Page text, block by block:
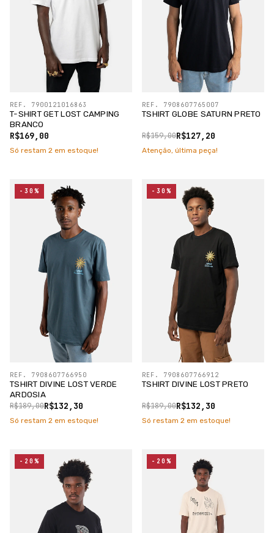
T-SHIRT GET LOST CAMPING
BRANCO
R$169,00
REF. 7900121016863
Só restam 2 em estoque!
TSHIRT GLOBE SATURN PRETO
R$127,20
R$159,00
REF. 7908607765007
Atenção, última peça!
TSHIRT DIVINE LOST VERDE
ARDOSIA
R$132,30
R$189,00
REF. 7908607766950
-30%
Só restam 2 em estoque!
TSHIRT DIVINE LOST PRETO
R$132,30
R$189,00
REF. 7908607766912
-30%
Só restam 2 em estoque!
-20% -20%